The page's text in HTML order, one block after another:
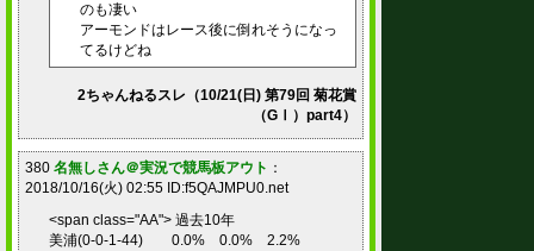
のも凄い
アーモンドはレース後に倒れそうになっ
てるけどね
2ちゃんねるスレ（10/21(日) 第79回 菊花賞
（GⅠ）part4）
380 名無しさん＠実況で競馬板アウト ：
2018/10/16(火) 02:55 ID:f5QAJMPU0.net
<span class="AA"> 過去10年
美浦(0-0-1-44) 0.0% 0.0% 2.2%